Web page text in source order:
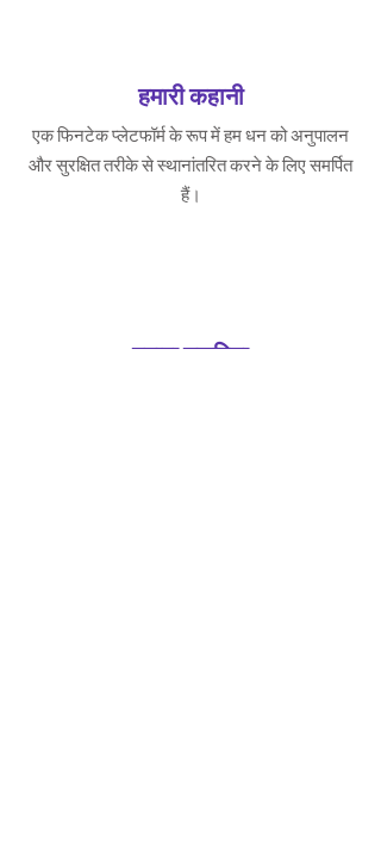
हमारी कहानी
एक फिनटेक प्लेटफॉर्म के रूप में हम धन को अनुपालन
और सुरक्षित तरीके से स्थानांतरित करने के लिए समर्पित
हैं।
हमारा नज़रिया